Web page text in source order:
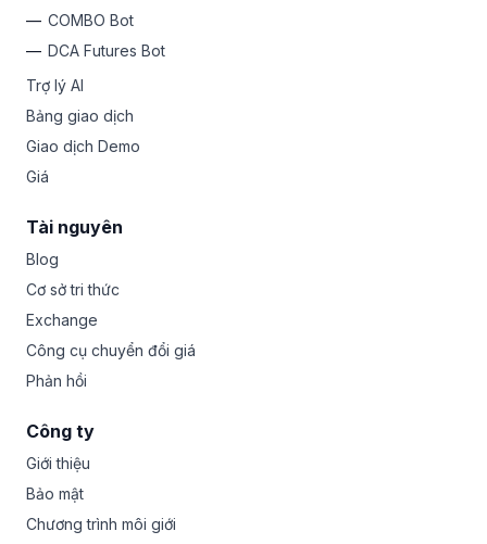
COMBO Bot
DCA Futures Bot
Trợ lý AI
Bảng giao dịch
Giao dịch Demo
Giá
Tài nguyên
Blog
Cơ sở tri thức
Exchange
Công cụ chuyển đổi giá
Phản hồi
Công ty
Giới thiệu
Bảo mật
Chương trình môi giới